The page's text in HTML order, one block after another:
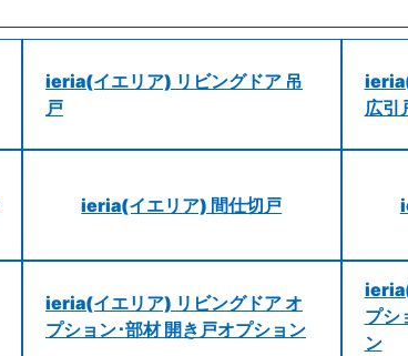
ieria(イエリア) リビングドア 吊
戸
広引
ieria(イエリア) 間仕切戸
ieria(イエリア) リビングドア オ
プション･部材 開き戸オプション
プシ
ン